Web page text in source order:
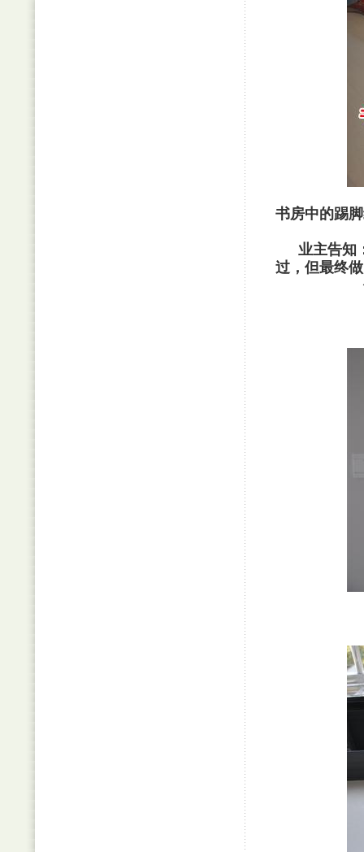
书房中的踢
业主告知
过，但最终